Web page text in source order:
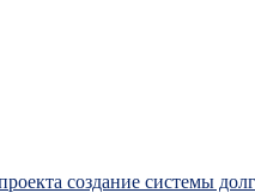
создание системы